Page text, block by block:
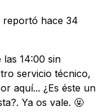
reportó hace 34
las 14:00 sin
servicio técnico,
aquí... ¿Es éste un
Ya os vale. 🤬